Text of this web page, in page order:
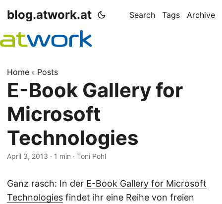
blog.atwork.at Search Tags Archive
Home » Posts
E-Book Gallery for
Microsoft
Technologies
April 3, 2013 · 1 min · Toni Pohl
Ganz rasch: In der E-Book Gallery for Microsoft
Technologies findet ihr eine Reihe von freien